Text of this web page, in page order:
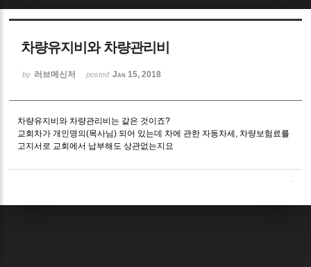
차량유지비와 차량관리비
by 러브메신저 posted Jan 15, 2018
차량유지비와 차량관리비는 같은 것이죠?
교회차가 개인명의(목사님) 되어 있는데 차에 관한 자동차세, 차량보험료를
고지서로 교회에서 납부해도 상관없는지요
Sketchbook5, 스케치북5
Sketchbook5, 스케치북5